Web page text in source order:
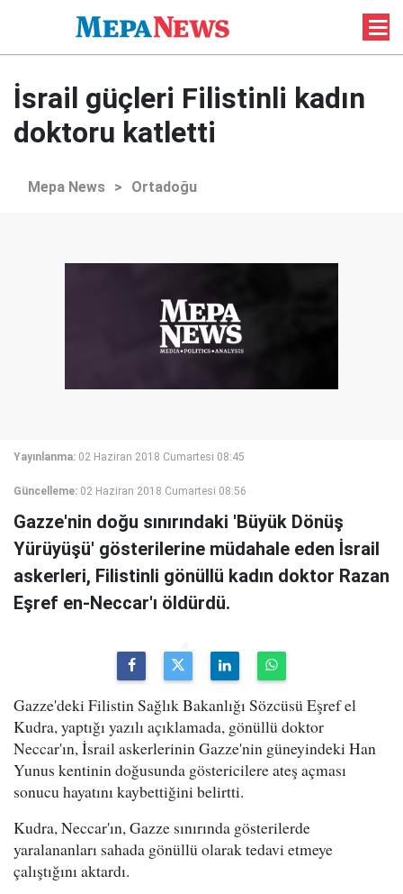
İsrail güçleri Filistinli kadın
doktoru katletti
Mepa News > Ortadoğu
Yayınlanma: 02 Haziran 2018 Cumartesi 08:45
Güncelleme: 02 Haziran 2018 Cumartesi 08:56
Gazze'nin doğu sınırındaki 'Büyük Dönüş
Yürüyüşü' gösterilerine müdahale eden İsrail
askerleri, Filistinli gönüllü kadın doktor Razan
Eşref en-Neccar'ı öldürdü.
Gazze'deki Filistin Sağlık Bakanlığı Sözcüsü Eşref el
Kudra, yaptığı yazılı açıklamada, gönüllü doktor
Neccar'ın, İsrail askerlerinin Gazze'nin güneyindeki Han
Yunus kentinin doğusunda göstericilere ateş açması
sonucu hayatını kaybettiğini belirtti.
Kudra, Neccar'ın, Gazze sınırında gösterilerde
yaralananları sahada gönüllü olarak tedavi etmeye
çalıştığını aktardı.